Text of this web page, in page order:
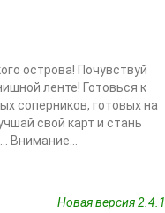
острова! Почувствуй
ленте! Готовься к
соперников, готовых на
свой карт и стань
Внимание...
Новая версия 2.4.1